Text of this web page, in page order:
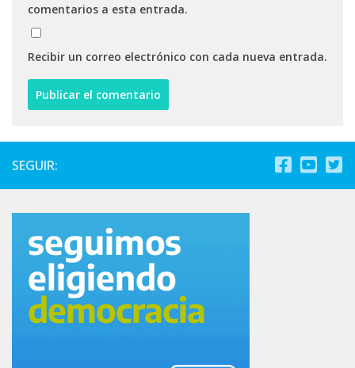
comentarios a esta entrada.
Recibir un correo electrónico con cada nueva entrada.
SEGUIR: